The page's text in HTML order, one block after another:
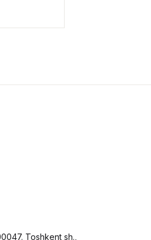
Toshkent sh.,